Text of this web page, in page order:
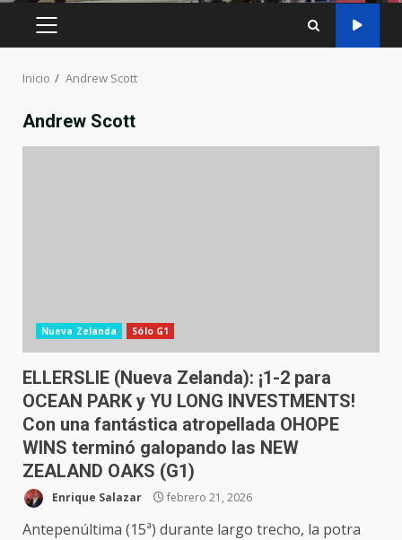
MENÚ
Inicio Andrew Scott
Andrew Scott
Nueva Zelanda Sólo G1
ELLERSLIE (Nueva Zelanda): ¡1-2 para
OCEAN PARK y YU LONG INVESTMENTS!
Con una fantástica atropellada OHOPE
WINS terminó galopando las NEW
ZEALAND OAKS (G1)
Enrique Salazar febrero 21, 2026
Antepenúltima (15ª) durante largo trecho, la potra